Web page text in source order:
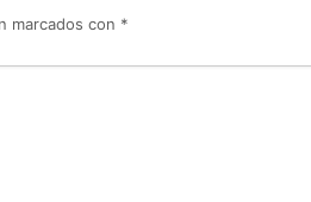
marcados con *